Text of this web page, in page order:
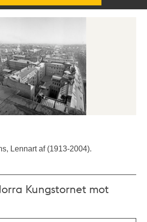
Lennart af (1913-2004).
Kungstornet mot